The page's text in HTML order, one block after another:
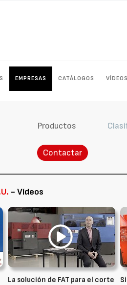
EMPRESAS CATÁLOGOS VÍDEOS
Productos
Contactar
- Vídeos
La solución de FAT para el corte